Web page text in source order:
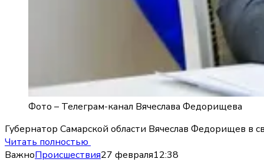
Фото – Телеграм-канал Вячеслава Федорищева
Губернатор Самарской области Вячеслав Федорищев в
Читать полностью
ВажноПроисшествия27 февраля12:38